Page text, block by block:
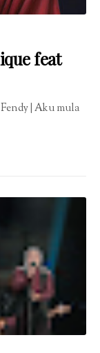
feat
| Aku mula